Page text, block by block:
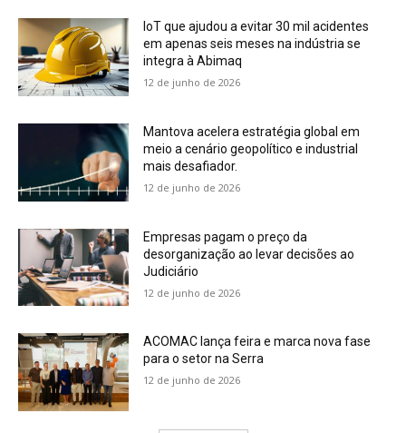
IoT que ajudou a evitar 30 mil acidentes
em apenas seis meses na indústria se
integra à Abimaq
12 de junho de 2026
Mantova acelera estratégia global em
meio a cenário geopolítico e industrial
mais desafiador.
12 de junho de 2026
Empresas pagam o preço da
desorganização ao levar decisões ao
Judiciário
12 de junho de 2026
ACOMAC lança feira e marca nova fase
para o setor na Serra
12 de junho de 2026